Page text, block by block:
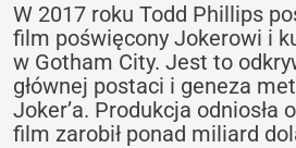
W 2017 roku Todd Phillips
film poświęcony Jokerowi i
w Gotham City. Jest to
głównej postaci i geneza
Joker’a. Produkcja odniosła
film zarobił ponad miliard